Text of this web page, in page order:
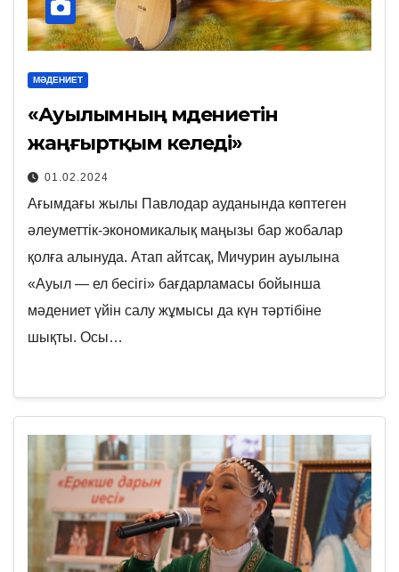
МӘДЕНИЕТ
«Ауылымның мәдениетін
жаңғыртқым келеді»
01.02.2024
Ағымдағы жылы Павлодар ауданында көптеген
әлеуметтік-экономикалық маңызы бар жобалар
қолға алынуда. Атап айтсақ, Мичурин ауылына
«Ауыл — ел бесігі» бағдарламасы бойынша
мәдениет үйін салу жұмысы да күн тәртібіне
шықты. Осы…